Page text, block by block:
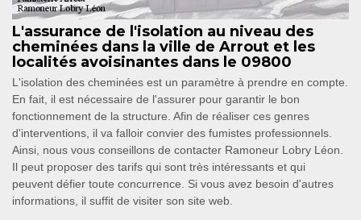
L'assurance de l'isolation au niveau des
cheminées dans la ville de Arrout et les
localités avoisinantes dans le 09800
L'isolation des cheminées est un paramètre à prendre en compte.
En fait, il est nécessaire de l'assurer pour garantir le bon
fonctionnement de la structure. Afin de réaliser ces genres
d'interventions, il va falloir convier des fumistes professionnels.
Ainsi, nous vous conseillons de contacter Ramoneur Lobry Léon.
Il peut proposer des tarifs qui sont très intéressants et qui
peuvent défier toute concurrence. Si vous avez besoin d'autres
informations, il suffit de visiter son site web.